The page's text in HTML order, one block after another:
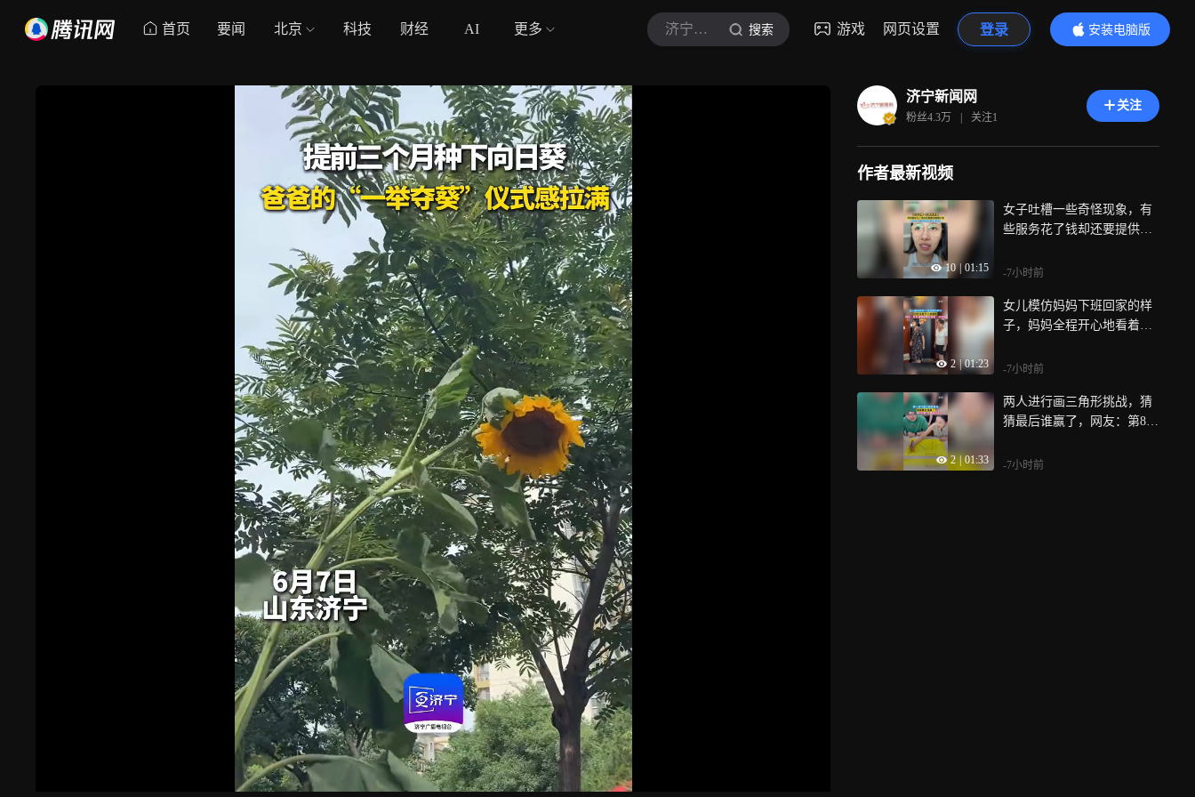
首页 要闻 北京 科技 财经 AI 更多 济宁新闻网 搜索 游戏 网页设置 登录
安装电脑版
内容更精彩
济宁新闻网
粉丝4.3万 | 关注1
关注
作者最新视频
10 | 01:15
女子吐槽一些奇怪现象，有
些服务花了钱却还要提供情
人情世故
-7小时前
2 | 01:23
女儿模仿妈妈下班回家的样
子，妈妈全程开心地看着，
人的欣慰
-7小时前
2 | 01:33
两人进行画三角形挑战，猜
猜最后谁赢了，网友：第8和
-7小时前